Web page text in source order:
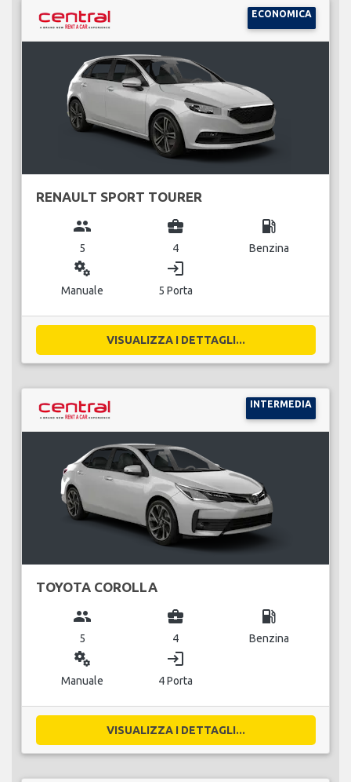
ECONOMICA
RENAULT SPORT TOURER
group
5
business_center
4
local_gas_station
Benzina
miscellaneous_services
Manuale
login
5 Porta
VISUALIZZA I DETTAGLI...
INTERMEDIA
TOYOTA COROLLA
group
5
business_center
4
local_gas_station
Benzina
miscellaneous_services
Manuale
login
4 Porta
VISUALIZZA I DETTAGLI...